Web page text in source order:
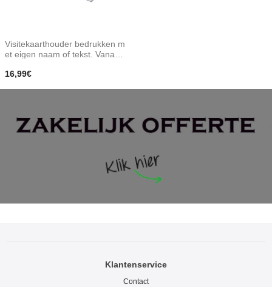
Visitekaarthouder bedrukken m
et eigen naam of tekst. Vanaf 1
16,99€
Klantenservice
Contact